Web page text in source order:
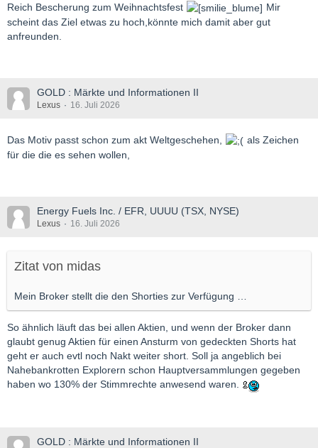
Reich Bescherung zum Weihnachtsfest
Mir
scheint das Ziel etwas zu hoch,könnte mich damit aber gut
anfreunden.
GOLD : Märkte und Informationen II
Lexus 16. Juli 2026
Das Motiv passt schon zum akt Weltgeschehen,
als Zeichen
für die die es sehen wollen,
Energy Fuels Inc. / EFR, UUUU (TSX, NYSE)
Lexus 16. Juli 2026
Zitat von midas
Mein Broker stellt die den Shorties zur Verfügung …
So ähnlich läuft das bei allen Aktien, und wenn der Broker dann
glaubt genug Aktien für einen Ansturm von gedeckten Shorts hat
geht er auch evtl noch Nakt weiter short. Soll ja angeblich bei
Nahebankrotten Explorern schon Hauptversammlungen gegeben
haben wo 130% der Stimmrechte anwesend waren.
GOLD : Märkte und Informationen II